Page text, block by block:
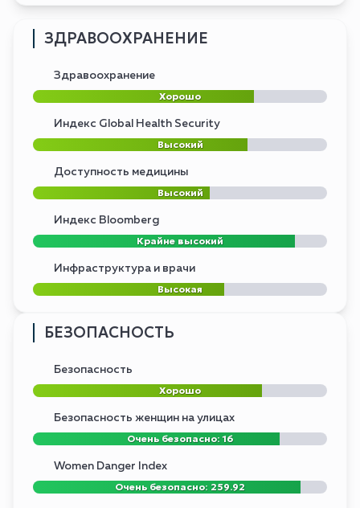
ЗДРАВООХРАНЕНИЕ
Здравоохранение
Хорошо
Индекс Global Health Security
Высокий
Доступность медицины
Высокий
Индекс Bloomberg
Крайне высокий
Инфраструктура и врачи
Высокая
БЕЗОПАСНОСТЬ
Безопасность
Хорошо
Безопасность женщин на улицах
Очень безопасно: 16
Women Danger Index
Очень безопасно: 259.92